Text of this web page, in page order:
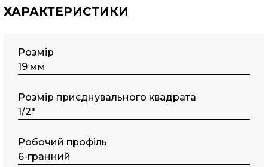
ХАРАКТЕРИСТИКИ
Розмір
19 мм
Розмір приєднувального квадрата
1/2"
Робочий профіль
6-гранний